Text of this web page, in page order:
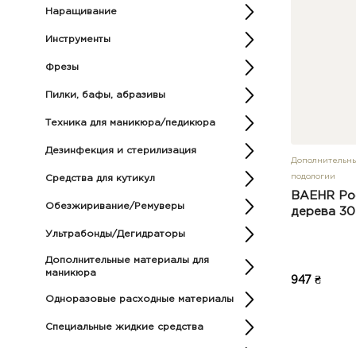
Наращивание
Инструменты
Фрезы
Пилки, бафы, абразивы
Техника для маникюра/педикюра
Дезинфекция и стерилизация
Средства для кутикул
Обезжиривание/Ремуверы
Ультрабонды/Дегидраторы
Дополнительные материалы для
маникюра
Одноразовые расходные материалы
Специальные жидкие средства
подологии
BAEHR
дерева
947 ₴